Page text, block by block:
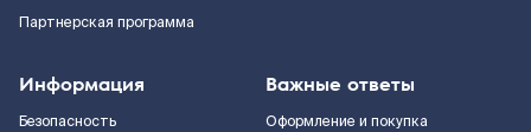
Партнерская программа
Информация
Безопасность
Важные ответы
Оформление и покупка